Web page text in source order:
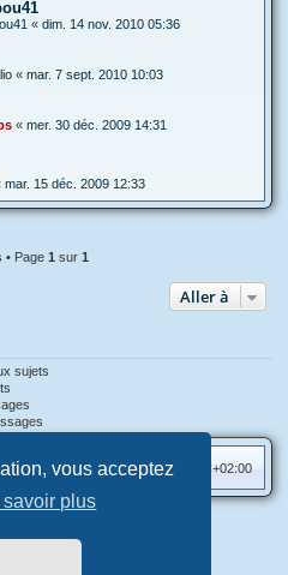
vous acceptez
savoir plus
« dim. 14 nov. 2010 05:36
« mar. 7 sept. 2010 10:03
« mer. 30 déc. 2009 14:31
mar. 15 déc. 2009 12:33
• Page 1 sur 1
Aller à
sujets
Heures au format UTC+02:00